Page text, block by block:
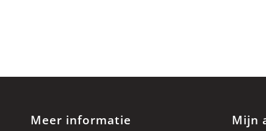
Meer informatie Mijn